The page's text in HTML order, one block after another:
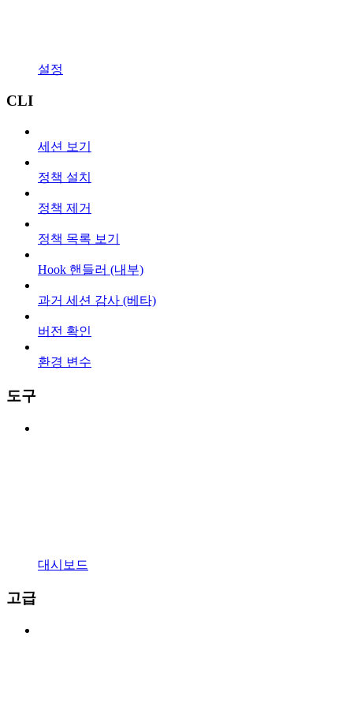
설정
CLI
세션 보기
정책 설치
정책 제거
정책 목록 보기
Hook 핸들러 (내부)
과거 세션 감사 (베타)
버전 확인
환경 변수
도구
대시보드
고급